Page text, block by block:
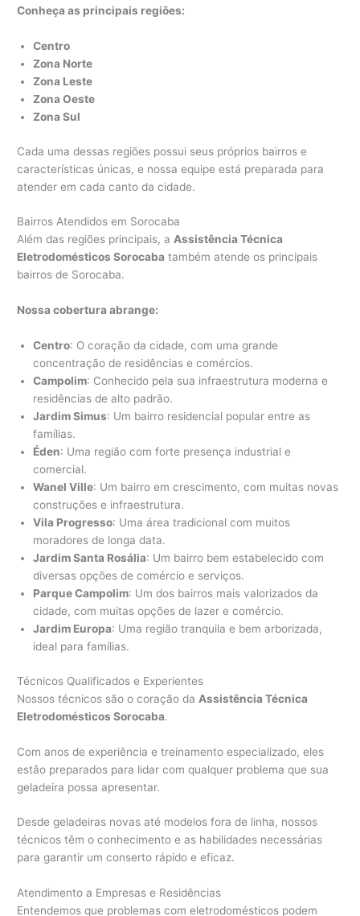
Conheça as principais regiões:
Centro
Zona Norte
Zona Leste
Zona Oeste
Zona Sul
Cada uma dessas regiões possui seus próprios bairros e
características únicas, e nossa equipe está preparada para
atender em cada canto da cidade.
Bairros Atendidos em Sorocaba
Além das regiões principais, aAssistência Técnica
Eletrodomésticos Sorocaba também atende os principais
bairros de Sorocaba.
Nossa cobertura abrange:
Centro: O coração da cidade, com uma grande
concentração de residências e comércios.
Campolim: Conhecido pela sua infraestrutura moderna e
residências de alto padrão.
Jardim Simus: Um bairro residencial popular entre as
famílias.
Éden: Uma região com forte presença industrial e
comercial.
Wanel Ville: Um bairro em crescimento, com muitas novas
construções e infraestrutura.
Vila Progresso: Uma área tradicional com muitos
moradores de longa data.
Jardim Santa Rosália: Um bairro bem estabelecido com
diversas opções de comércio e serviços.
Parque Campolim: Um dos bairros mais valorizados da
cidade, com muitas opções de lazer e comércio.
Jardim Europa: Uma região tranquila e bem arborizada,
ideal para famílias.
Técnicos Qualificados e Experientes
Nossos técnicos são o coração da Assistência Técnica
Eletrodomésticos Sorocaba.
Com anos de experiência e treinamento especializado, eles
estão preparados para lidar com qualquer problema que sua
geladeira possa apresentar.
Desde geladeiras novas até modelos fora de linha, nossos
técnicos têm o conhecimento e as habilidades necessárias
para garantir um conserto rápido e eficaz.
Atendimento a Empresas e Residências
Entendemos que problemas com eletrodomésticos podem